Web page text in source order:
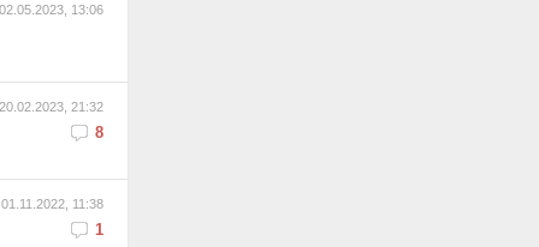
02.05.2023, 13:06
20.02.2023, 21:32
8
01.11.2022, 11:38
1